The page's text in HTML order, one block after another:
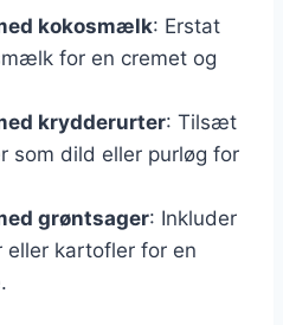
kokosmælk: Erstat
for en cremet og
krydderurter: Tilsæt
som dild eller purløg for
grøntsager: Inkluder
eller kartofler for en